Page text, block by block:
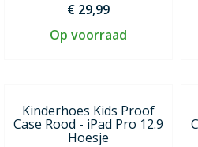
€ 29,99
Op voorraad
Kinderhoes Kids Proof
Case Rood - iPad Pro 12.9
Hoesje